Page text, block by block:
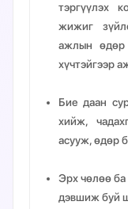
тэргүүлэх
жижиг
ажлын өдөр
хүчтэйгээр
Бие даан
хийж,
асууж, өдөр
Эрх чөлөө ба
дэвшиж буй